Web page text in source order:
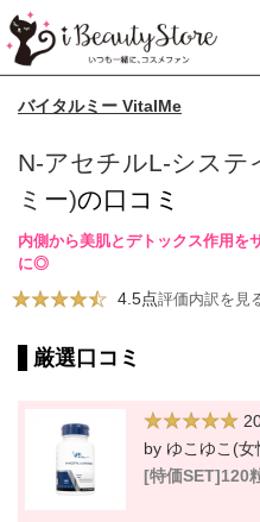
バイタルミー VitalMe
N-アセチルL-システ
ミー)の口コミ
内側から美肌とデトックス作用を
に◎
4.5点評価内訳を見
厳選口コミ
by ゆこゆこ(
[特価SET]120